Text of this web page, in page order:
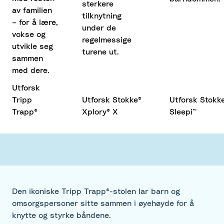
av familien
– for å lære,
vokse og
utvikle seg
sammen
med dere.
Utforsk
Tripp
Trapp®
sterkere
tilknytning
under de
regelmessige
turene ut.
Utforsk Stokke®
Xplory® X
Utforsk
Sleepi™
Den ikoniske Tripp Trapp®-stolen lar barn og
omsorgspersoner sitte sammen i øyehøyde for å
knytte og styrke båndene.